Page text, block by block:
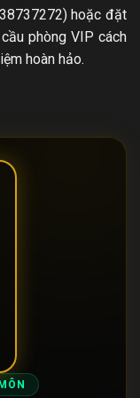
hoặc đặt
phòng VIP cách
hoàn hảo.